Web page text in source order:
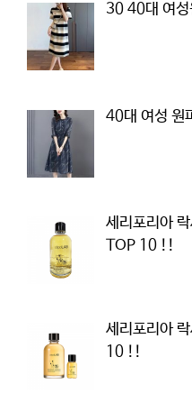
30 40대 여
40대 여성 원
세리포리아
TOP 10 !!
세리포리아
10 !!